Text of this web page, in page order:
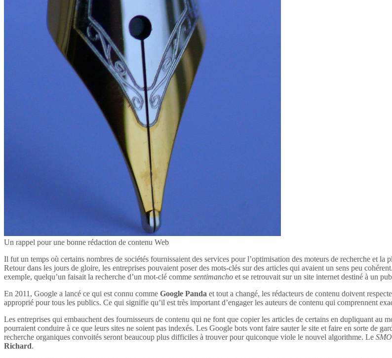
Un rappel pour une bonne rédaction de contenu Web
Il fut un temps où certains nombres de sociétés fournissaient des services pour l’optimisation des moteurs de recherche et la
Retour dans les jours de gloire, les entreprises pouvaient poser des mots-clés sur des articles qui avaient un sens peu
exemple, quelqu’un faisait la recherche d’un mot-clé comme sentimancho et se retrouvait sur un site internet destiné à un
En 2011, Google a lancé ce qui est connu comme Google Panda et tout a changé, les rédacteurs de contenu doivent
approprié pour tous les publics. Ce qui signifie qu’il est très important d’engager les auteurs de contenu qui comprennent
Les entreprises qui embauchent des fournisseurs de contenu qui ne font que copier les articles de certains en dupliquant au
pourraient conduire à ce que leurs sites ne soient pas indexés. Les Google bots vont faire sauter le site et faire en sorte de
recherche organiques convoités seront beaucoup plus difficiles à trouver pour quiconque viole le nouvel algorithme. Le SMO
Richard.